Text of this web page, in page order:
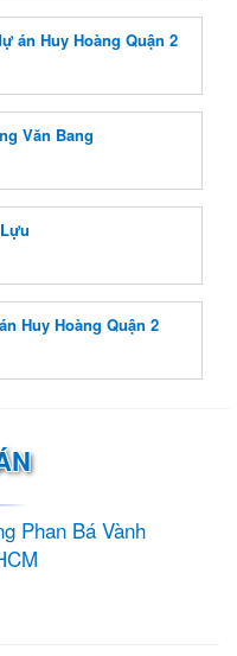
án Huy Hoàng Quận 2
Văn Bang
Huy Hoàng Quận 2
Phan Bá Vành